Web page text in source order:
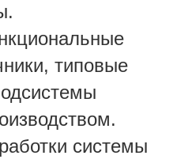
типовые
системы